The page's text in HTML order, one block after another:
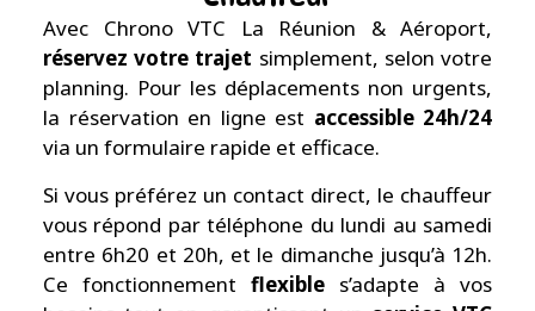
Avec Chrono VTC La Réunion & Aéroport,
réservez votre trajet simplement, selon votre
planning. Pour les déplacements non urgents,
la réservation en ligne est accessible 24h/24
via un formulaire rapide et efficace.
Si vous préférez un contact direct, le chauffeur
vous répond par téléphone du lundi au samedi
entre 6h20 et 20h, et le dimanche jusqu’à 12h.
Ce fonctionnement flexible s’adapte à vos